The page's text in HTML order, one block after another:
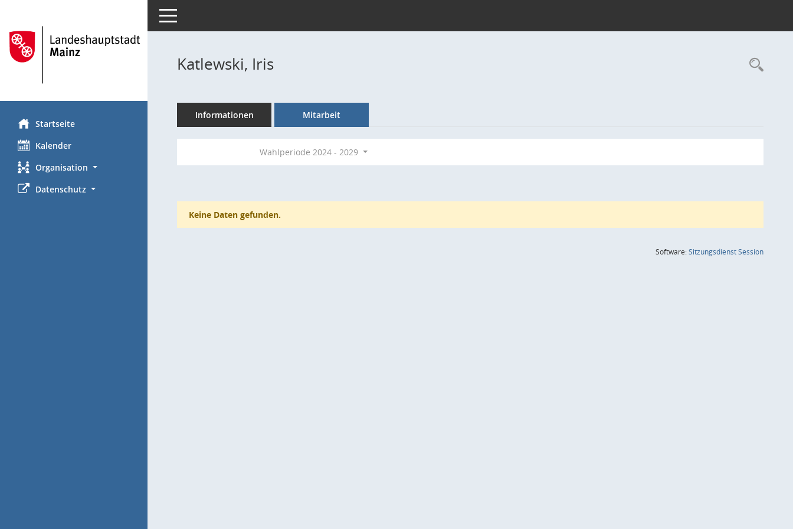
Startseite
Kalender
Organisation
Datenschutz
Toggle navigation
Katlewski, Iris
Informationen Mitarbeit
Wahlperiode 2024 - 2029
Keine Daten gefunden.
Software:SitzungsdienstSession(Wird in